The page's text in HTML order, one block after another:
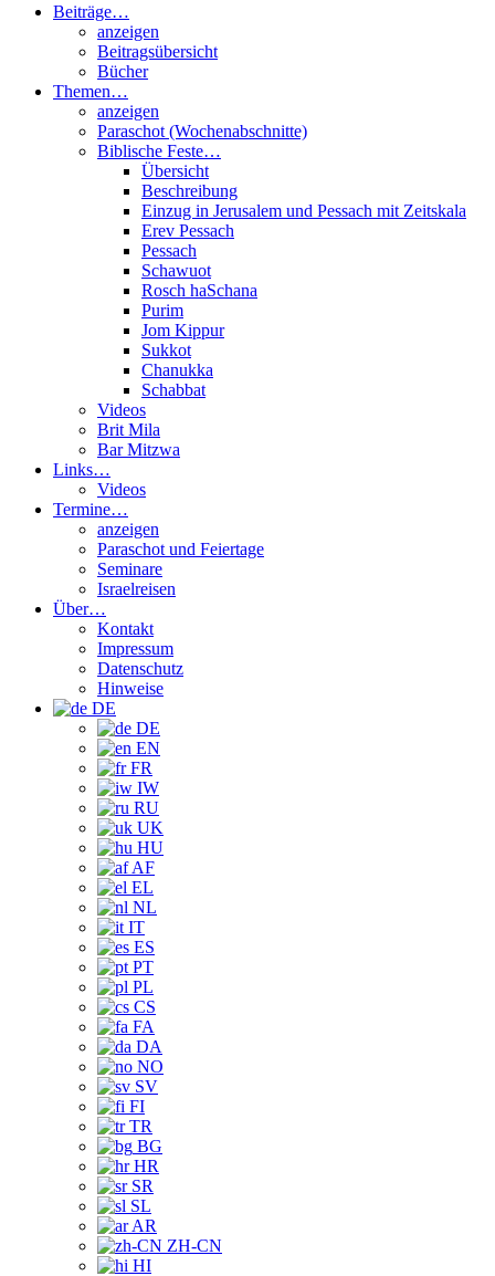
Beiträge…
anzeigen
Beitragsübersicht
Bücher
Themen…
anzeigen
Paraschot (Wochenabschnitte)
Biblische Feste…
Übersicht
Beschreibung
Einzug in Jerusalem und Pessach mit Zeitskala
Erev Pessach
Pessach
Schawuot
Rosch haSchana
Purim
Jom Kippur
Sukkot
Chanukka
Schabbat
Videos
Brit Mila
Bar Mitzwa
Links…
Videos
Termine…
anzeigen
Paraschot und Feiertage
Seminare
Israelreisen
Über…
Kontakt
Impressum
Datenschutz
Hinweise
DE
DE
EN
FR
IW
RU
UK
HU
AF
EL
NL
IT
ES
PT
PL
CS
FA
DA
NO
SV
FI
TR
BG
HR
SR
SL
AR
ZH-CN
HI